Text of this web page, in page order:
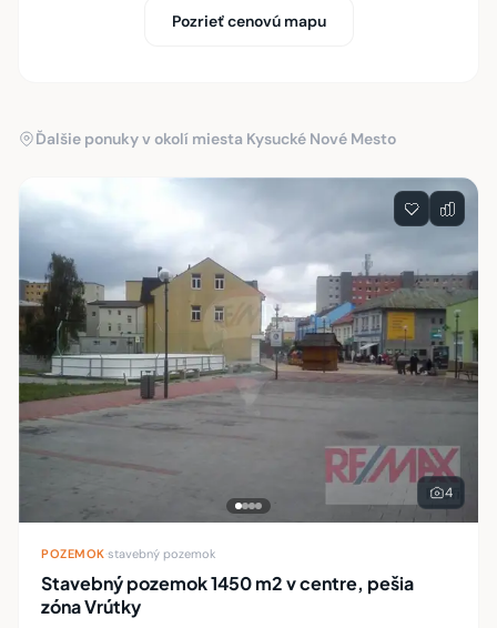
Pozrieť cenovú mapu
Ďalšie ponuky v okolí miesta Kysucké Nové Mesto
4
POZEMOK stavebný pozemok
Stavebný pozemok 1450 m2 v centre, pešia
zóna Vrútky